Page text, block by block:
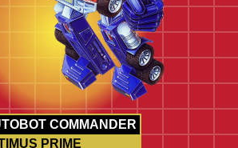
COMMANDER
PRIME